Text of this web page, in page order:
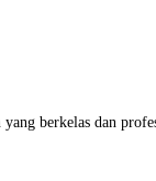
yang berkelas dan